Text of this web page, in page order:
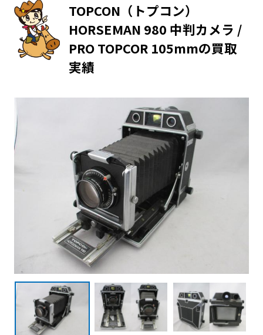
TOPCON（トプコン）
HORSEMAN 980 中判カメラ /
PRO TOPCOR 105mmの買取
実績